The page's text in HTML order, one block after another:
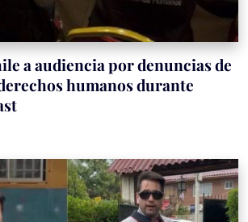
a audiencia por denuncias de
humanos durante